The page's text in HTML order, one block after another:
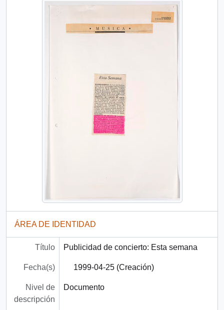
ÁREA DE IDENTIDAD
Título Publicidad de concierto: Esta semana
Fecha(s) 1999-04-25 (Creación)
Nivel de
descripción
Documento